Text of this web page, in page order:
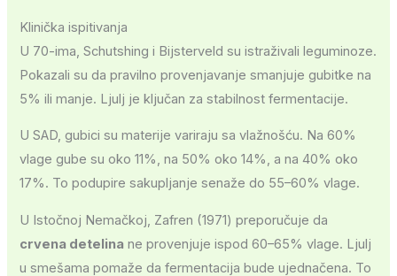
Klinička ispitivanja
U 70-ima, Schutshing i Bijsterveld su istraživali leguminoze.
Pokazali su da pravilno provenjavanje smanjuje gubitke na
5% ili manje. Ljulj je ključan za stabilnost fermentacije.
U SAD, gubici su materije variraju sa vlažnošću. Na 60%
vlage gube su oko 11%, na 50% oko 14%, a na 40% oko
17%. To podupire sakupljanje senaže do 55–60% vlage.
U Istočnoj Nemačkoj, Zafren (1971) preporučuje da
crvena detelina ne provenjuje ispod 60–65% vlage. Ljulj
u smešama pomaže da fermentacija bude ujednačena. To